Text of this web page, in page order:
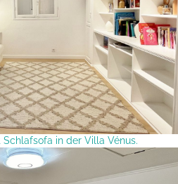
in der Villa Vénus.